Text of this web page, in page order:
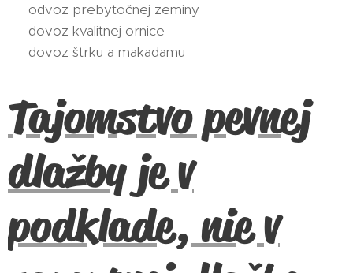
✅ odvoz prebytočnej zeminy
✅ dovoz kvalitnej ornice
✅ dovoz štrku a makadamu
Tajomstvo pevnej
dlažby je v
podklade, nie v